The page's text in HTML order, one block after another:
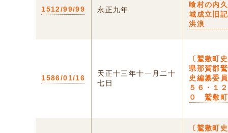
1512/99/99 永正九年
喰村の内
城成立旧
洪浪
1586/01/16
天正十三年十一月二十
七日
〔鷲敷町
県那賀郡
史編纂委
５６・１
０ 鷲敷
〔鷲敷町